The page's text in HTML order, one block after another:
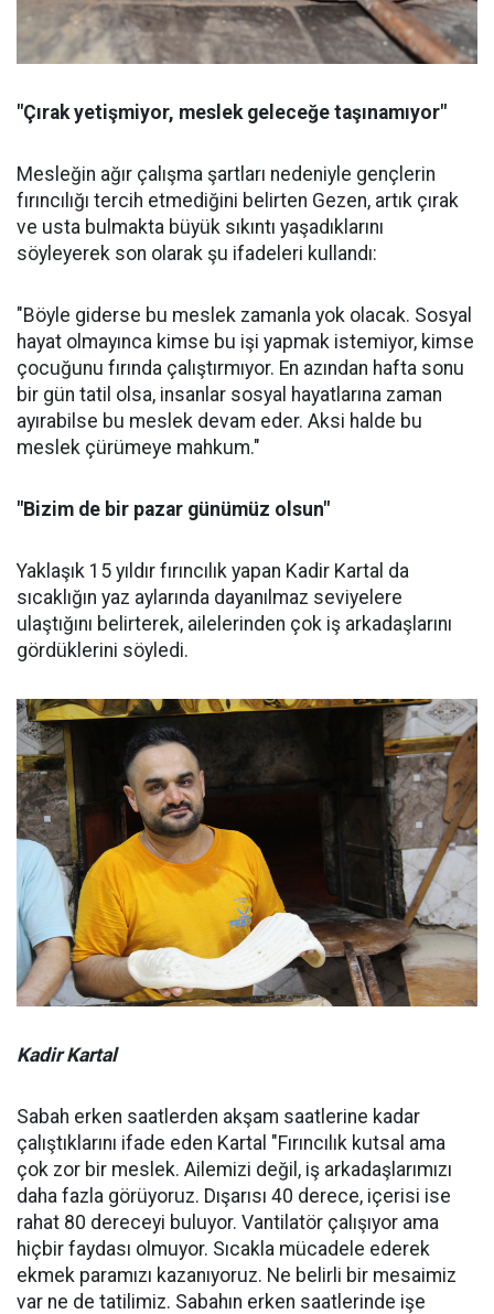
"Çırak yetişmiyor, meslek geleceğe taşınamıyor"
Mesleğin ağır çalışma şartları nedeniyle gençlerin
fırıncılığı tercih etmediğini belirten Gezen, artık çırak
ve usta bulmakta büyük sıkıntı yaşadıklarını
söyleyerek son olarak şu ifadeleri kullandı:
"Böyle giderse bu meslek zamanla yok olacak. Sosyal
hayat olmayınca kimse bu işi yapmak istemiyor, kimse
çocuğunu fırında çalıştırmıyor. En azından hafta sonu
bir gün tatil olsa, insanlar sosyal hayatlarına zaman
ayırabilse bu meslek devam eder. Aksi halde bu
meslek çürümeye mahkum."
"Bizim de bir pazar günümüz olsun"
Yaklaşık 15 yıldır fırıncılık yapan Kadir Kartal da
sıcaklığın yaz aylarında dayanılmaz seviyelere
ulaştığını belirterek, ailelerinden çok iş arkadaşlarını
gördüklerini söyledi.
Kadir Kartal
Sabah erken saatlerden akşam saatlerine kadar
çalıştıklarını ifade eden Kartal "Fırıncılık kutsal ama
çok zor bir meslek. Ailemizi değil, iş arkadaşlarımızı
daha fazla görüyoruz. Dışarısı 40 derece, içerisi ise
rahat 80 dereceyi buluyor. Vantilatör çalışıyor ama
hiçbir faydası olmuyor. Sıcakla mücadele ederek
ekmek paramızı kazanıyoruz. Ne belirli bir mesaimiz
var ne de tatilimiz. Sabahın erken saatlerinde işe